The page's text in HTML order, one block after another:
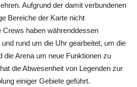
Aufgrund der damit verbundenen
Bereiche der Karte nicht
Crews haben währenddessen
rund um die Uhr gearbeitet, um die
die Arena um neue Funktionen zu
die Abwesenheit von Legenden zur
einiger Gebiete geführt.